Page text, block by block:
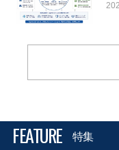
FEATURE 特集